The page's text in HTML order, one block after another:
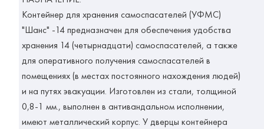
Контейнер для хранения самоспасателей (УФМС)
"Шанс" -14 предназначен для обеспечения удобства
хранения 14 (четырнадцати) самоспасателей, а также
для оперативного получения самоспасателей в
помещениях (в местах постоянного нахождения людей)
и на путях эвакуации. Изготовлен из стали, толщиной
0,8-1 мм., выполнен в антивандальном исполнении,
имеют металлический корпус. У дверцы контейнера